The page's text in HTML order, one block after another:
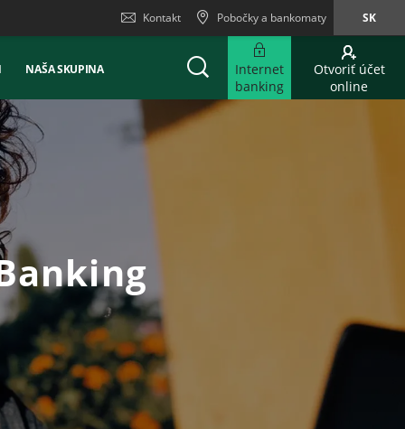
Kontakt Pobočky a bankomaty SK
NAŠA SKUPINA
Internet
banking
Otvoriť účet
online